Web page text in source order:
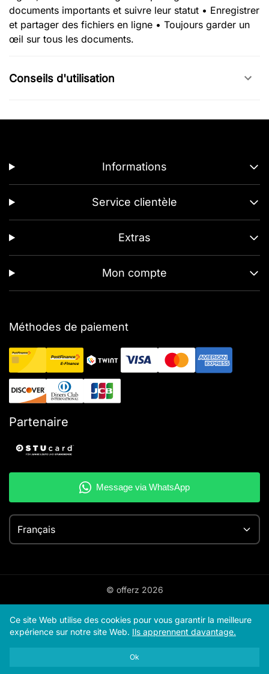
documents importants et suivre leur statut • Enregistrer
et partager des fichiers en ligne • Toujours garder un
œil sur tous les documents.
Conseils d'utilisation
Informations
Service clientèle
Extras
Mon compte
Méthodes de paiement
Partenaire
Français
© offerz 2026
Ce site Web utilise des cookies pour vous garantir la meilleure
expérience sur notre site Web. Ils apprennent davantage.
Ok